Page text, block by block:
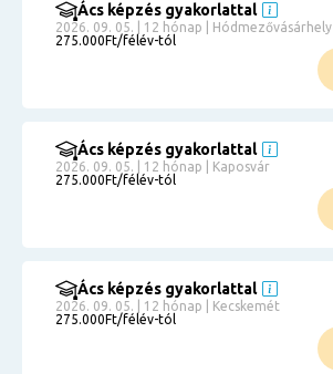
Ács képzés gyakorlattal
2026. 09. 05. | 12 hónap | Hódmezővásárhely
275.000Ft/félév-tól
Ács képzés gyakorlattal
2026. 09. 05. | 12 hónap | Kaposvár
275.000Ft/félév-tól
Ács képzés gyakorlattal
2026. 09. 05. | 12 hónap | Kecskemét
275.000Ft/félév-tól